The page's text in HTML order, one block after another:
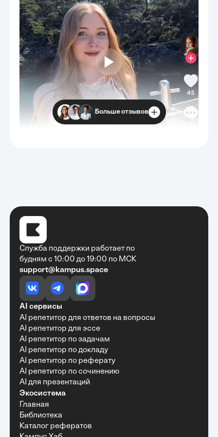
Очень быстро, недорого, качественно,
доступно
Алексей Антонов•27 мая, 2025
Обучение с Кампус Хаб — очень экономит
полезной информации. Рекомендую ...
Рекомендую Кампус АИ всем, кто хочет
учиться эффективно и с комфортом
Марина Щербакова
Пользуюсь сайтом Кампус АИ уже несколько
месяцев и хочу отметить высокий уровень
удобства и информативности. Платформа
отлично подходит как для самостоятельного
обучения, так и для профессионального
Больше отзывов
Служба поддержки работает по
будням с 10:00 до 19:00 по МСК
support@kampus.space
AI сервисы
AI репетитор для ответов на вопросы
AI репетитор для эссе
AI репетитор по задачам
AI репетитор по докладу
AI репетитор по реферату
AI репетитор по сочинению
AI для презентаций
Экосистема
Главная
Библиотека
Каталог рефератов